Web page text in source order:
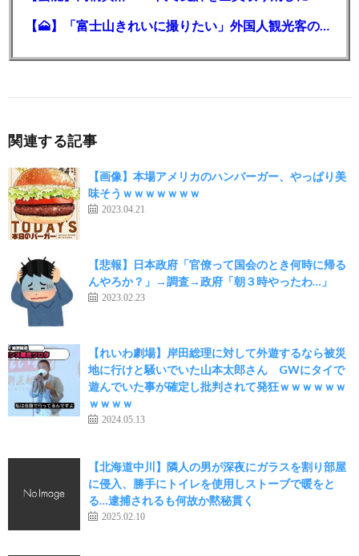
【🗻】「富士山きれいに撮りたい」外国人観光客のレンタカー事故が急増…「ハンドルが逆で慣れず」、道の狭さも
関連する記事
【画像】本場アメリカのハンバーガー、やっぱり美
味そうｗｗｗｗｗｗｗ
2023.04.21
【悲報】日本政府「官僚って国会のとき何時に帰る
んやろか？」→調査→政府「朝３時やったわ…」
2023.02.23
【れいわ劇場】岸田総理に対して外遊するなら被災
地に行けと騒いでいた山本太郎さん GWにタイで
遊んでいた事が確定し批判されて発狂ｗｗｗｗｗｗ
ｗｗｗｗ
2024.05.13
【北海道中川】隣人の男が深夜にガラスを割り部屋
に侵入、勝手にトイレを使用しストーブで暖をと
る…逮捕されるも何故か黙秘貫く
2025.02.10